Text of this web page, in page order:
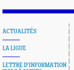
ACTUALITÉS
LA LIGUE
LETTRE D'INFORMATION